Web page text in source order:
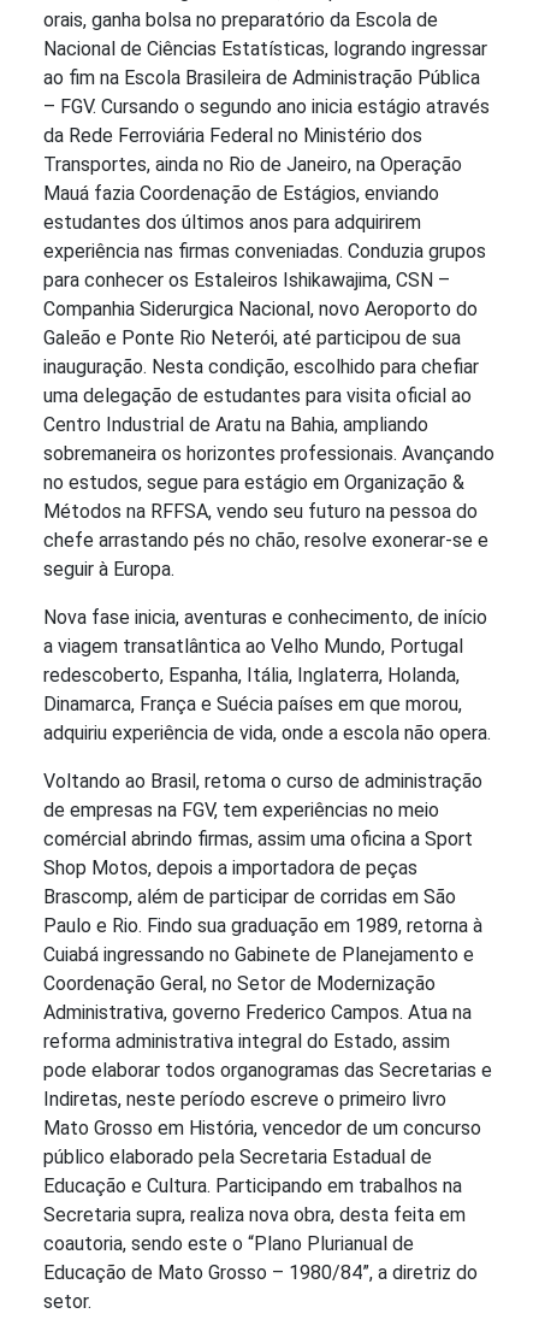
orais, ganha bolsa no preparatório da Escola de
Nacional de Ciências Estatísticas, logrando ingressar
ao fim na Escola Brasileira de Administração Pública
– FGV. Cursando o segundo ano inicia estágio através
da Rede Ferroviária Federal no Ministério dos
Transportes, ainda no Rio de Janeiro, na Operação
Mauá fazia Coordenação de Estágios, enviando
estudantes dos últimos anos para adquirirem
experiência nas firmas conveniadas. Conduzia grupos
para conhecer os Estaleiros Ishikawajima, CSN –
Companhia Siderurgica Nacional, novo Aeroporto do
Galeão e Ponte Rio Neterói, até participou de sua
inauguração. Nesta condição, escolhido para chefiar
uma delegação de estudantes para visita oficial ao
Centro Industrial de Aratu na Bahia, ampliando
sobremaneira os horizontes professionais. Avançando
no estudos, segue para estágio em Organização &
Métodos na RFFSA, vendo seu futuro na pessoa do
chefe arrastando pés no chão, resolve exonerar-se e
seguir à Europa.
Nova fase inicia, aventuras e conhecimento, de início
a viagem transatlântica ao Velho Mundo, Portugal
redescoberto, Espanha, Itália, Inglaterra, Holanda,
Dinamarca, França e Suécia países em que morou,
adquiriu experiência de vida, onde a escola não opera.
Voltando ao Brasil, retoma o curso de administração
de empresas na FGV, tem experiências no meio
comércial abrindo firmas, assim uma oficina a Sport
Shop Motos, depois a importadora de peças
Brascomp, além de participar de corridas em São
Paulo e Rio. Findo sua graduação em 1989, retorna à
Cuiabá ingressando no Gabinete de Planejamento e
Coordenação Geral, no Setor de Modernização
Administrativa, governo Frederico Campos. Atua na
reforma administrativa integral do Estado, assim
pode elaborar todos organogramas das Secretarias e
Indiretas, neste período escreve o primeiro livro
Mato Grosso em História, vencedor de um concurso
público elaborado pela Secretaria Estadual de
Educação e Cultura. Participando em trabalhos na
Secretaria supra, realiza nova obra, desta feita em
coautoria, sendo este o “Plano Plurianual de
Educação de Mato Grosso – 1980/84”, a diretriz do
setor.